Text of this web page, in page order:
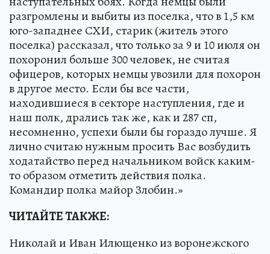
разгромлены и выбиты из поселка, что в 1,5 км
юго-западнее СХИ, старик (житель этого
поселка) рассказал, что только за 9 и 10 июля он
похоронил больше 300 человек, не считая
офицеров, которых немцы увозили для похорон
в другое место. Если бы все части,
находившиеся в секторе наступления, где и
наш полк, дрались так же, как и 287 сп,
несомненно, успехи были бы гораздо лучше. Я
лично считаю нужным просить Вас возбудить
ходатайство перед начальником войск каким-
то образом отметить действия полка.
Командир полка майор Злобин.»
ЧИТАЙТЕ ТАКЖЕ:
Николай и Иван Илющенко из воронежского